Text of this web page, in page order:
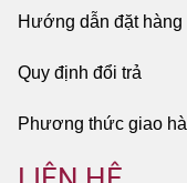
Hướng dẫn đặt hàng
Quy định đổi trả
Phương thức giao